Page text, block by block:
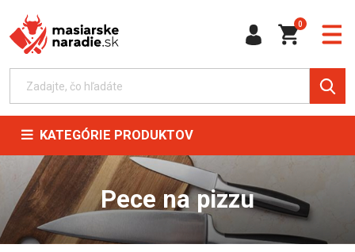
0
KATEGÓRIE PRODUKTOV
Pece na pizzu